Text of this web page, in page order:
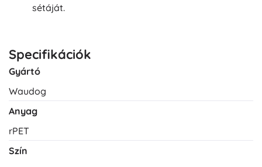
sétáját.
Specifikációk
Gyártó
Waudog
Anyag
rPET
Szín